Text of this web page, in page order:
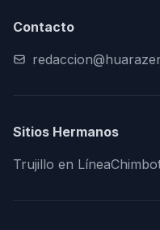
Contacto
Sitios Hermanos
Trujillo en Línea